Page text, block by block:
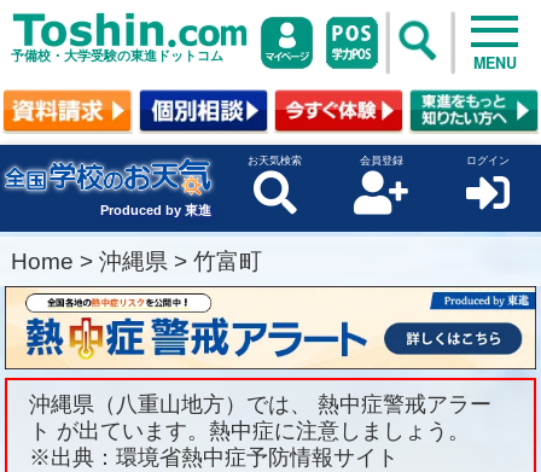
予備校・大学受験の東進ドットコム MENU
Produced by 東進
お天気検索 会員登録 ログイン
Home > 沖縄県 > 竹富町
沖縄県（八重山地方）では、 熱中症警戒アラー
ト が出ています。熱中症に注意しましょう。
※出典：環境省熱中症予防情報サイト